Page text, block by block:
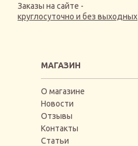
Заказы на сайте -
круглосуточно и без выходных
МАГАЗИН
О магазине
Новости
Отзывы
Контакты
Статьи